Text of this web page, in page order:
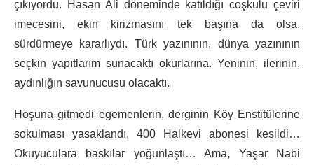
çıkıyordu. Hasan Ali döneminde katıldığı coşkulu çeviri
imecesini, ekin kirizmasını tek başına da olsa,
sürdürmeye kararlıydı. Türk yazınının, dünya yazınının
seçkin yapıtlarım sunacaktı okurlarına. Yeninin, ilerinin,
aydınlığın savunucusu olacaktı.
Hoşuna gitmedi egemenlerin, derginin Köy Enstitülerine
sokulması yasaklandı, 400 Halkevi abonesi kesildi…
Okuyuculara baskılar yoğunlaştı… Ama, Yaşar Nabi